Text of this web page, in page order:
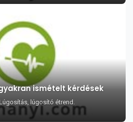
ismételt kérdések
lúgosító étrend.